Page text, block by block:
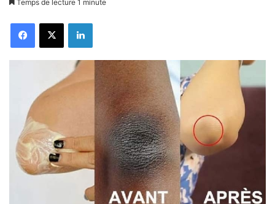
Temps de lecture 1 minute
FacebookX Linkedin